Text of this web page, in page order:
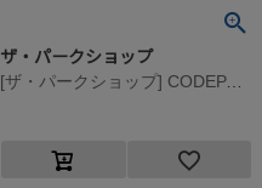
ザ・パークショップ
[ザ・パークショップ] CODEPARK BIND キャップ ブラック